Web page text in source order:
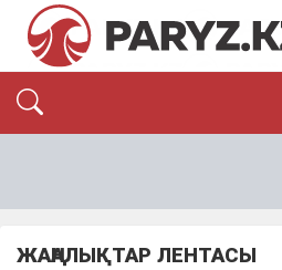
ЭКОНОМИКА
ОҚИҒА
ЖАҢАЛЫҚТАР ЛЕНТАСЫ